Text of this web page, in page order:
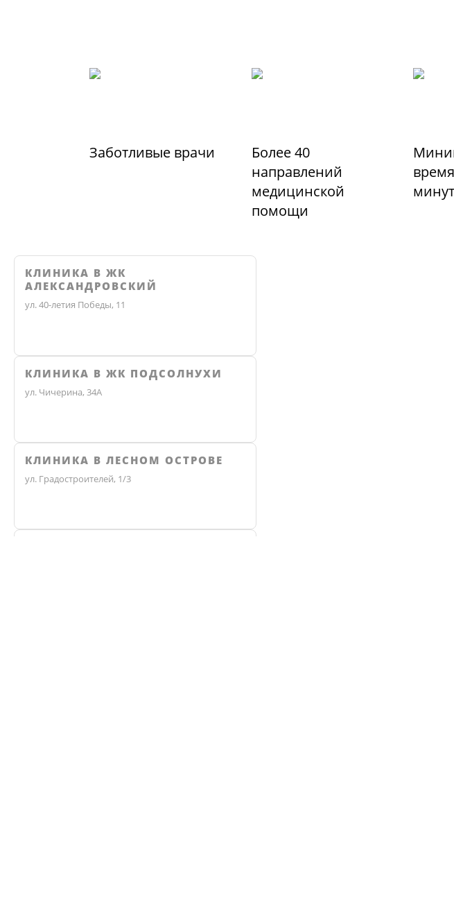
Заботливые врачи
Более 40
направлений
медицинской
помощи
минут
КЛИНИКА В ЖК
АЛЕКСАНДРОВСКИЙ
ул. 40-летия Победы, 11
КЛИНИКА В ЖК ПОДСОЛНУХИ
ул. Чичерина, 34А
КЛИНИКА В ЛЕСНОМ ОСТРОВЕ
ул. Градостроителей, 1/3